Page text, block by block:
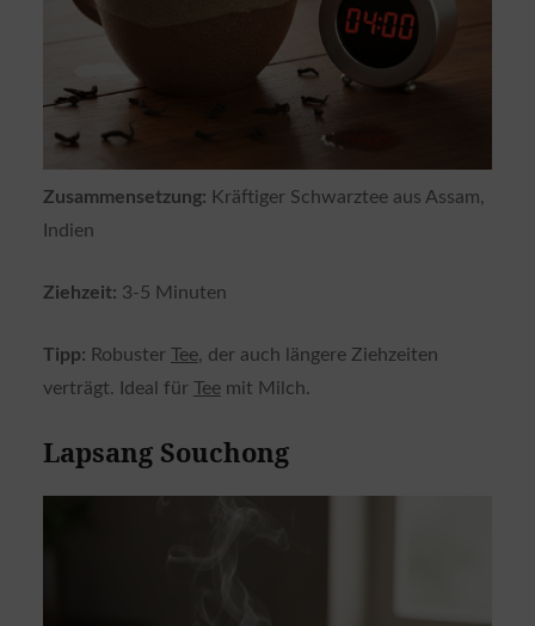
Zusammensetzung: Kräftiger Schwarztee aus Assam,
Indien
Ziehzeit: 3-5 Minuten
Tipp: Robuster Tee, der auch längere Ziehzeiten
verträgt. Ideal für Teemit Milch.
Lapsang Souchong